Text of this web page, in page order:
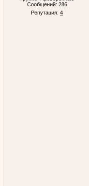
Сообщений: 286
Репутация: 4